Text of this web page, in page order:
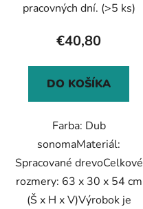
pracovných dní. (>5 ks)
€40,80
DO KOŠÍKA
Farba: Dub
sonomaMateriál:
Spracované drevoCelkové
rozmery: 63 x 30 x 54 cm
(Š x H x V)Výrobok je